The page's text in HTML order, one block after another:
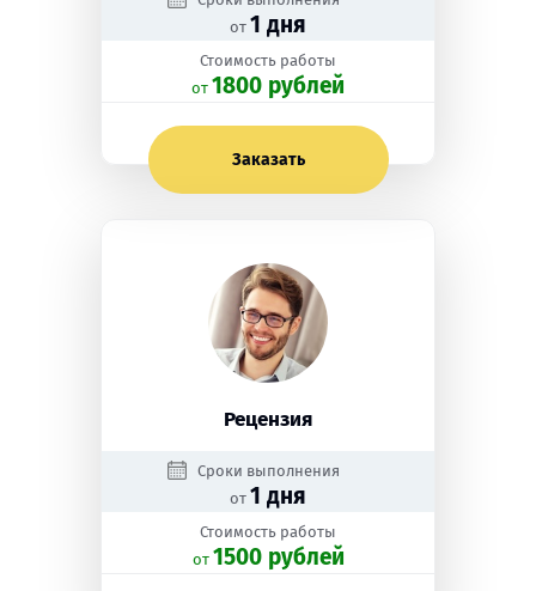
от 1 дня
Стоимость работы
oт 1800 рублей
Заказать
Рецензия
Сроки выполнения
от 1 дня
Стоимость работы
oт 1500 рублей